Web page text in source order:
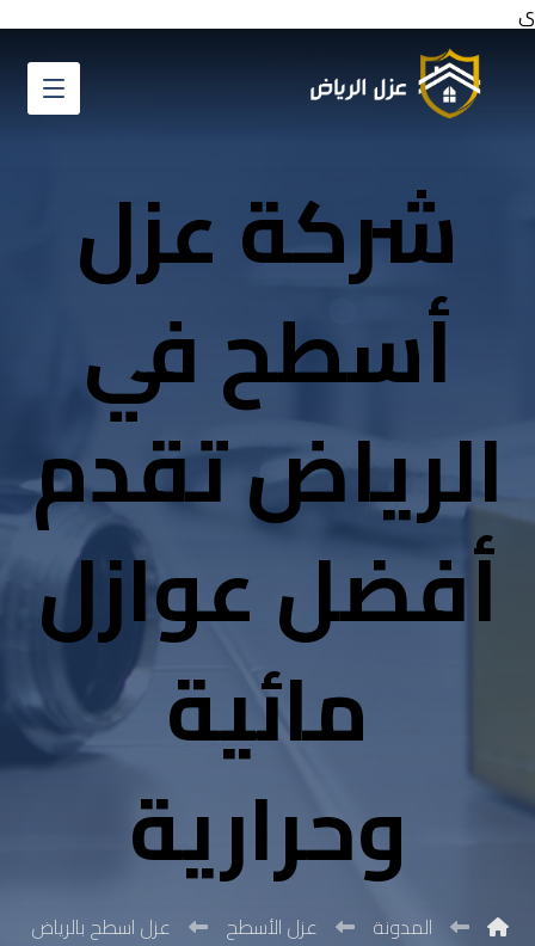
ي
شركة عزل
أسطح في
الرياض تقدم
أفضل عوازل
مائية
وحرارية
المدونة عزل الأسطح عزل اسطح بالرياض